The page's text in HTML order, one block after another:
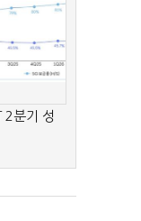
2분기 성